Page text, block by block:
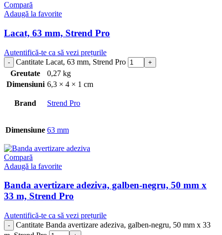
Compară
Adaugă la favorite
Lacat, 63 mm, Strend Pro
Autentifică-te ca să vezi prețurile
Cantitate Lacat, 63 mm, Strend Pro
Greutate
0,27 kg
Dimensiuni 6,3 × 4 × 1 cm
Brand Strend Pro
Dimensiune 63 mm
Compară
Adaugă la favorite
Banda avertizare adeziva, galben-negru, 50 mm x
33 m, Strend Pro
Autentifică-te ca să vezi prețurile
Cantitate Banda avertizare adeziva, galben-negru, 50 mm x 33